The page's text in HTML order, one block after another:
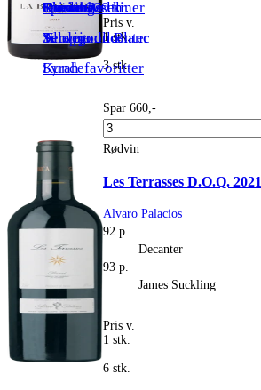
Spiritus
Riesling
Sauvignon Blanc
Syrah
Over 1000 kr.
Alle producenter
Kundefavoritter
Toscana
Grenache
Tempranillo
Rheinhessen
Grüner Veltliner
Verdejo
Pris v.
1 stk.
3 stk.
Spar 660,-
Rødvin
Les Terrasses D.O.Q. 2021
Alvaro Palacios
92 p.
Decanter
93 p.
James Suckling
Pris v.
1 stk.
6 stk.